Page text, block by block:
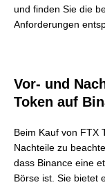
und finden Sie die
Anforderungen
Vor- und
Token auf
Beim Kauf von FTX
Nachteile zu
dass Binance eine
Börse ist. Sie bietet